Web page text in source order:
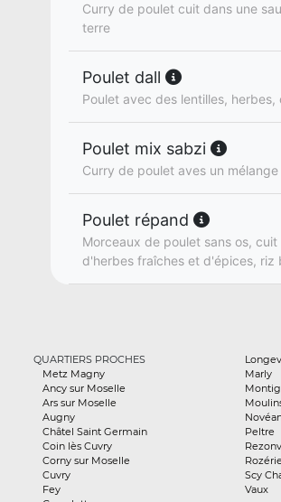
Curry de poulet cuit dans une
terre
Poulet dall
Poulet avec des lentilles,
Poulet mix sabzi
Curry de poulet aves un
Poulet répand
Morceaux de poulet sans os,
d'herbes fraîches et d'épices, riz
QUARTIERS PROCHES
Metz Magny
Ancy sur Moselle
Ars sur Moselle
Augny
Châtel Saint Germain
Coin lès Cuvry
Corny sur Moselle
Cuvry
Fey
Marly
Peltre
Scy
Vaux